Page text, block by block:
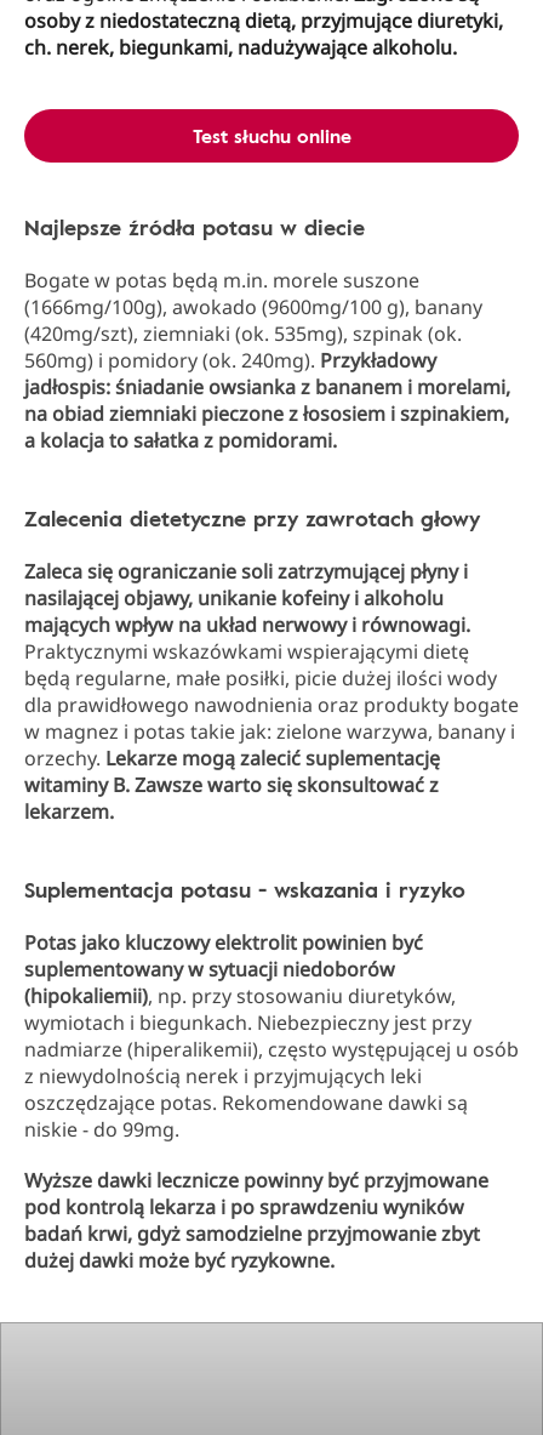
osoby z niedostateczną dietą, przyjmujące diuretyki,
ch. nerek, biegunkami, nadużywające alkoholu.
Test słuchu online
Najlepsze źródła potasu w diecie
Bogate w potas będą m.in. morele suszone
(1666mg/100g), awokado (9600mg/100 g), banany
(420mg/szt), ziemniaki (ok. 535mg), szpinak (ok.
560mg) i pomidory (ok. 240mg). Przykładowy
jadłospis: śniadanie owsianka z bananem i morelami,
na obiad ziemniaki pieczone z łososiem i szpinakiem,
a kolacja to sałatka z pomidorami.
Zalecenia dietetyczne przy zawrotach głowy
Zaleca się ograniczanie soli zatrzymującej płyny i
nasilającej objawy, unikanie kofeiny i alkoholu
mających wpływ na układ nerwowy i równowagi.
Praktycznymi wskazówkami wspierającymi dietę
będą regularne, małe posiłki, picie dużej ilości wody
dla prawidłowego nawodnienia oraz produkty bogate
w magnez i potas takie jak: zielone warzywa, banany i
orzechy. Lekarze mogą zalecić suplementację
witaminy B. Zawsze warto się skonsultować z
lekarzem.
Suplementacja potasu - wskazania i ryzyko
Potas jako kluczowy elektrolit powinien być
suplementowany w sytuacji niedoborów
(hipokaliemii), np. przy stosowaniu diuretyków,
wymiotach i biegunkach. Niebezpieczny jest przy
nadmiarze (hiperalikemii), często występującej u osób
z niewydolnością nerek i przyjmujących leki
oszczędzające potas. Rekomendowane dawki są
niskie - do 99mg.
Wyższe dawki lecznicze powinny być przyjmowane
pod kontrolą lekarza i po sprawdzeniu wyników
badań krwi, gdyż samodzielne przyjmowanie zbyt
dużej dawki może być ryzykowne.